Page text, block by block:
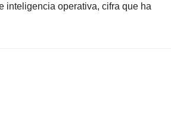
inteligencia operativa, cifra que ha